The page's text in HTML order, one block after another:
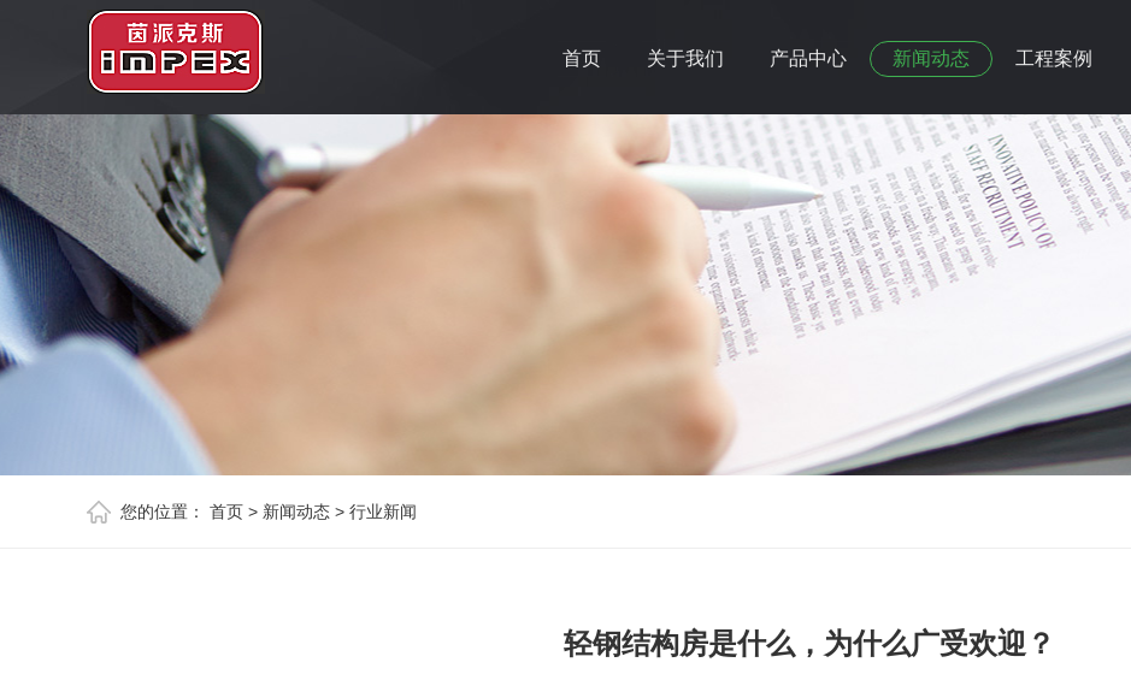
首页 关于我们 产品中心 新闻动态 工程案例
您的位置： 首页 > 新闻动态 > 行业新闻
轻钢结构房是什么，为什么广受欢迎？